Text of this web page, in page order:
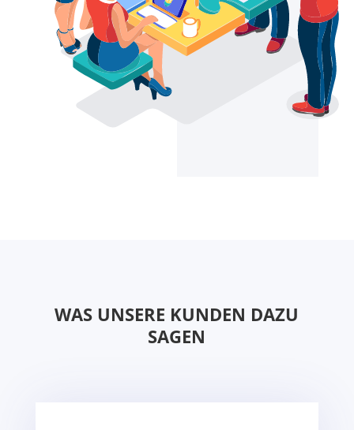
WAS UNSERE KUNDEN DAZU
SAGEN